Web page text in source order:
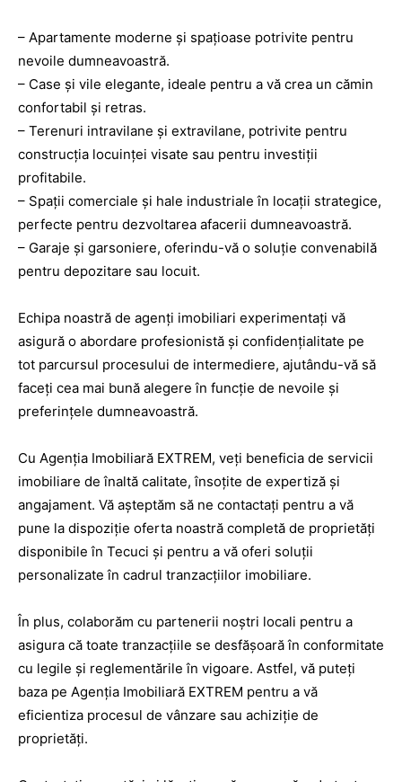
– Apartamente moderne și spațioase potrivite pentru
nevoile dumneavoastră.
– Case și vile elegante, ideale pentru a vă crea un cămin
confortabil și retras.
– Terenuri intravilane și extravilane, potrivite pentru
construcția locuinței visate sau pentru investiții
profitabile.
– Spații comerciale și hale industriale în locații strategice,
perfecte pentru dezvoltarea afacerii dumneavoastră.
– Garaje și garsoniere, oferindu-vă o soluție convenabilă
pentru depozitare sau locuit.
Echipa noastră de agenți imobiliari experimentați vă
asigură o abordare profesionistă și confidențialitate pe
tot parcursul procesului de intermediere, ajutându-vă să
faceți cea mai bună alegere în funcție de nevoile și
preferințele dumneavoastră.
Cu Agenția Imobiliară EXTREM, veți beneficia de servicii
imobiliare de înaltă calitate, însoțite de expertiză și
angajament. Vă așteptăm să ne contactați pentru a vă
pune la dispoziție oferta noastră completă de proprietăți
disponibile în Tecuci și pentru a vă oferi soluții
personalizate în cadrul tranzacțiilor imobiliare.
În plus, colaborăm cu partenerii noștri locali pentru a
asigura că toate tranzacțiile se desfășoară în conformitate
cu legile și reglementările în vigoare. Astfel, vă puteți
baza pe Agenția Imobiliară EXTREM pentru a vă
eficientiza procesul de vânzare sau achiziție de
proprietăți.